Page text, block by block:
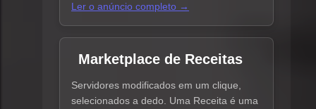
Ler o anúncio completo →
Marketplace de Receitas
Servidores modificados em um clique,
selecionados a dedo. Uma Receita é uma